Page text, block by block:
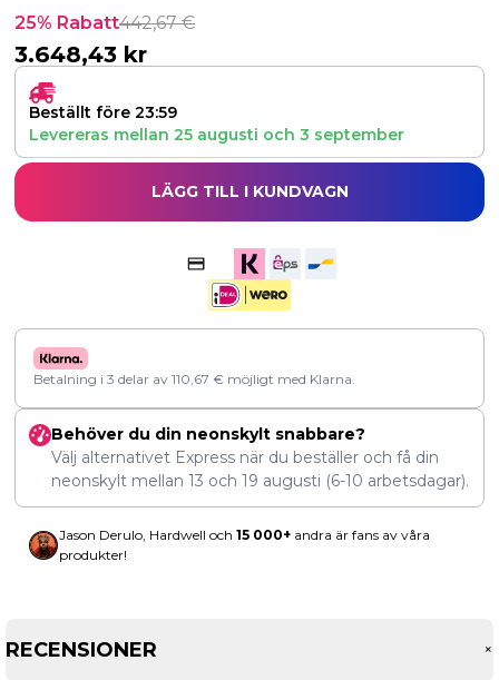
25% Rabatt442,67€
3.648,43 kr
Beställt före 23:59
Levereras mellan 25 augusti och 3 september
LÄGG TILL I KUNDVAGN
Betalning i 3 delar av 110,67 € möjligt med Klarna.
Behöver du din neonskylt snabbare?
Välj alternativet Express när du beställer och få din
neonskylt mellan 13 och 19 augusti (6-10 arbetsdagar).
Jason Derulo, Hardwell och 15 000+ andra är fans av våra
produkter!
RECENSIONER +